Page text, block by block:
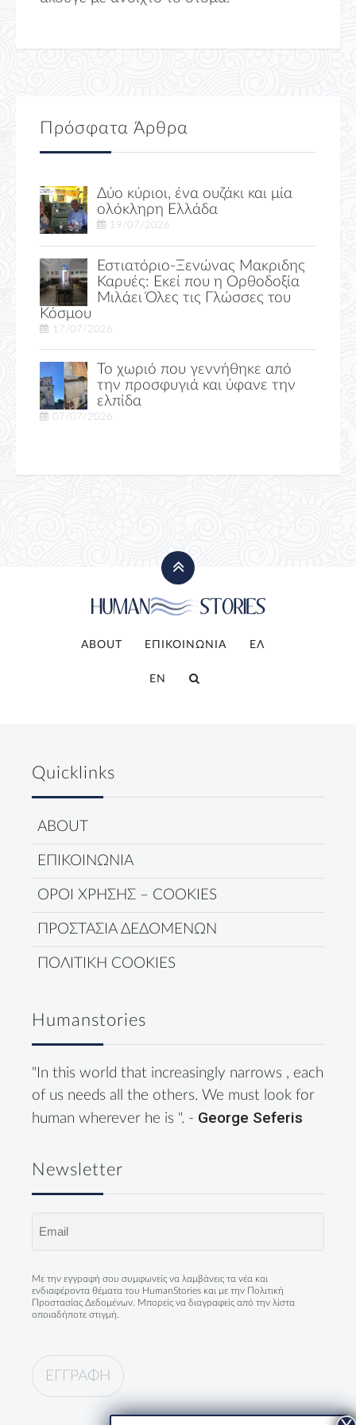
Πρόσφατα Άρθρα
Δύο κύριοι, ένα ουζάκι και μία
ολόκληρη Ελλάδα
19/07/2026
Εστιατόριο-Ξενώνας Μακριδης
Καρυές: Εκεί που η Ορθοδοξία
Μιλάει Όλες τις Γλώσσες του
Κόσμου
17/07/2026
Το χωριό που γεννήθηκε από
την προσφυγιά και ύφανε την
ελπίδα
07/07/2026
ABOUT ΕΠΙΚΟΙΝΩΝΙΑ ΕΛ
EN
Quicklinks
ABOUT
ΕΠΙΚΟΙΝΩΝΙΑ
ΟΡΟΙ ΧΡΗΣΗΣ – COOKIES
ΠΡΟΣΤΑΣΙΑ ΔΕΔΟΜΕΝΩΝ
ΠΟΛΙΤΙΚΗ COOKIES
Humanstories
"In this world that increasingly narrows , each
of us needs all the others. We must look for
human wherever he is ". - George Seferis
Newsletter
Με την εγγραφή σου συμφωνείς να λαμβάνεις τα νέα και
ενδιαφέροντα θέματα του HumanStories και με την Πολιτική
Προστασίας Δεδομένων . Μπορείς να διαγραφείς από την λίστα
οποιαδήποτε στιγμή.